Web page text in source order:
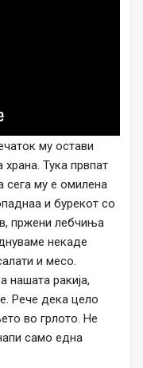
му остави
Тука првпат
сега му е омилена
и бурекот со
пржени лебчиња
некаде
и месо.
нашата ракија,
Рече дека цело
во грлото. Не
само една